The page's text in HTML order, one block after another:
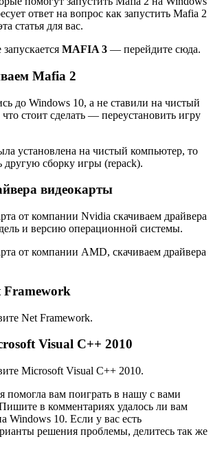
ответ на вопрос как запустить Mafia 2
статья для вас.
MAFIA 3 — перейдите сюда.
Mafia 2
до Windows 10, а не ставили на чистый
стоит сделать — переустановить игру
установлена на чистый компьютер, то
другую сборку игры (repack).
видеокарты
от компании Nvidia скачиваем драйвера
и версию операционной системы.
от компании AMD, скачиваем драйвера
Framework
Net Framework.
Visual C++ 2010
Microsoft Visual C++ 2010.
помогла вам поиграть в нашу с вами
в комментариях удалось ли вам
Windows 10. Если у вас есть
решения проблемы, делитесь так же